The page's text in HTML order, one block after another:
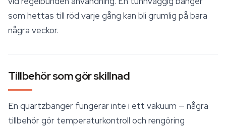
som hettas till röd varje gång kan bli grumlig på bara
några veckor.
Tillbehör som gör skillnad
En quartzbanger fungerar inte i ett vakuum — några
tillbehörgör temperaturkontroll och rengöring